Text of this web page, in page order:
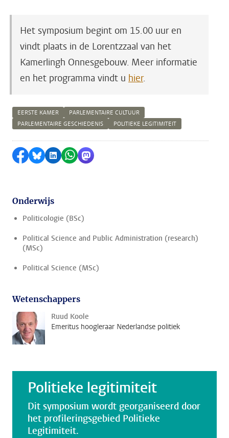
Het symposium begint om 15.00 uur en
vindt plaats in de Lorentzzaal van het
Kamerlingh Onnesgebouw. Meer informatie
en het programma vindt u hier.
EERSTE KAMER
PARLEMENTAIRE CULTUUR
PARLEMENTAIRE GESCHIEDENIS
POLITIEKE LEGITIMITEIT
Delen op Facebook
Delen via Bluesky
Delen op LinkedIn
Delen via WhatsApp
Delen via Mastodon
Onderwijs
Politicologie (BSc)
Political Science and Public Administration (research)
(MSc)
Political Science (MSc)
Wetenschappers
Ruud Koole
Emeritus hoogleraar Nederlandse politiek
Politieke legitimiteit
Dit symposium wordt georganiseerd door
het profileringsgebied Politieke
Legitimiteit.